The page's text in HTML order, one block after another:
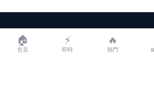
LIFE
LIFE 生活網是台灣領先的生活資訊平台，提供即
🏠
首頁
⚡
即時
🔥
熱門